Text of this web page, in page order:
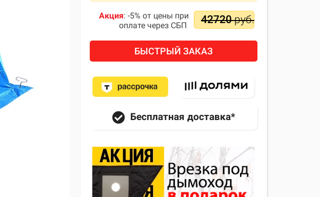
Акция: -5% от цены при
оплате через СБП
42720руб.
БЫСТРЫЙ ЗАКАЗ
Бесплатная доставка*